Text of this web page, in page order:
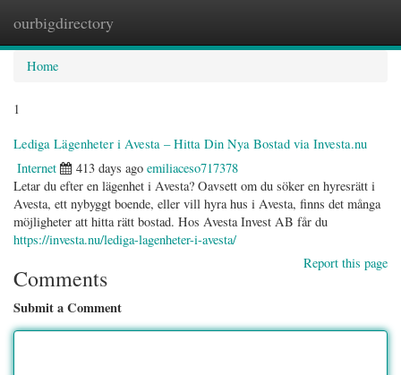
ourbigdirectory
Home
1
Lediga Lägenheter i Avesta – Hitta Din Nya Bostad via Investa.nu
Internet 413 days ago emiliaceso717378
Letar du efter en lägenhet i Avesta? Oavsett om du söker en hyresrätt i
Avesta, ett nybyggt boende, eller vill hyra hus i Avesta, finns det många
möjligheter att hitta rätt bostad. Hos Avesta Invest AB får du
https://investa.nu/lediga-lagenheter-i-avesta/
Report this page
Comments
Submit a Comment